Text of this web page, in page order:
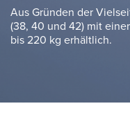
Aus Gründen der
(38, 40 und 42) mit
bis 220 kg erhältlich.